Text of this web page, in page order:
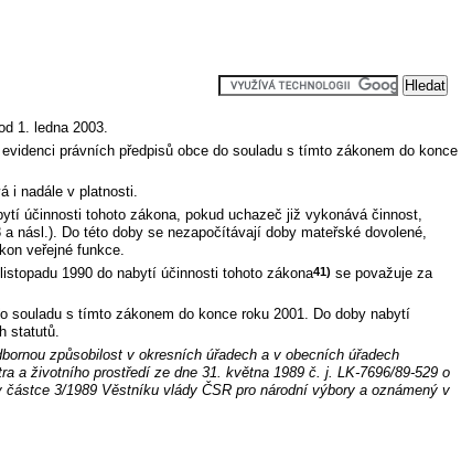
1. ledna 2003.
právních předpisů obce do souladu s tímto zákonem do konce
i nadále v platnosti.
účinnosti tohoto zákona, pokud uchazeč již vykonává činnost,
násl.). Do této doby se nezapočítávají doby mateřské dovolené,
veřejné funkce.
1990 do nabytí účinnosti tohoto zákona41) se považuje za
s tímto zákonem do konce roku 2001. Do doby nabytí
statutů.
způsobilost v okresních úřadech a v obecních úřadech
a životního prostředí ze dne 31. května 1989 č. j. LK-7696/89-529 o
3/1989 Věstníku vlády ČSR pro národní výbory a oznámený v